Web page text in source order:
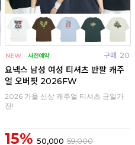
구매 20
요넥스 남성 여성 티셔츠 반팔 캐주
얼 오버핏 2026FW
2026 가을 신상 캐주얼 티셔츠 균일가
전!
15% 50,000 59,000